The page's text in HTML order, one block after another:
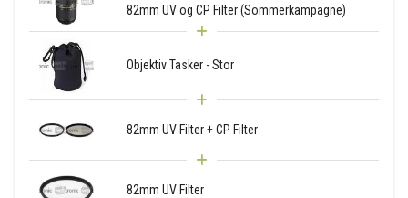
82mm UV og CP Filter (Sommerkampagne)
Objektiv Tasker - Stor
82mm UV Filter + CP Filter
82mm UV Filter